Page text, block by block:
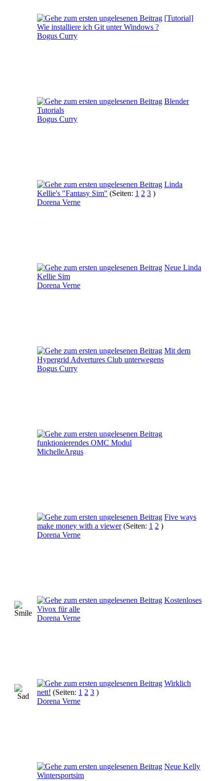
[Tutorial]
Wie installiere ich Git unter Windows ?
Bogus Curry
Blender
Tutorials
Bogus Curry
Linda
Kellie's "Fantasy Sim" (Seiten: 1 2 3 )
Dorena Verne
Neue Linda
Kellie Sim
Dorena Verne
Mit dem
Hypergrid Advertures Club unterwegens
Bogus Curry
funktionierendes OMC Modul
MichelleArgus
Five ways
make money with a viewer (Seiten: 1 2 )
Dorena Verne
Kostenloses
Vivox für alle
Dorena Verne
Wirklich
nett! (Seiten: 1 2 3 )
Dorena Verne
Neue Kelly
Wintersportsim